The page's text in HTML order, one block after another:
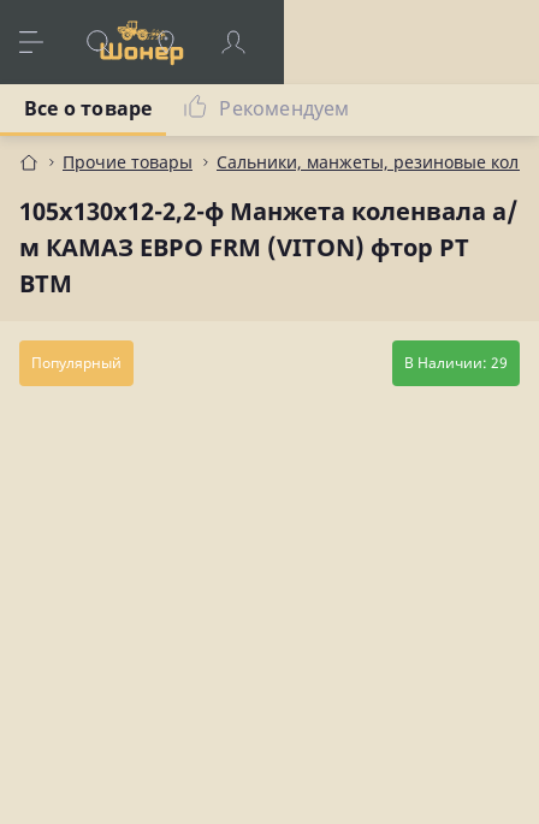
Прочие товары Сальники, манжеты, резиновые
105х130х12-2,2-ф Манжета коленвала а/
м КАМАЗ ЕВРО FRM (VITON) фтор РТ
ВТМ
Все о товаре Рекомендуем
Популярный В Наличии: 29